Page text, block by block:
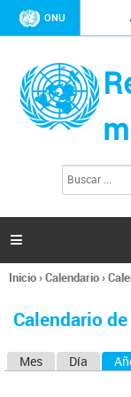
ONU
l
s

Se
usted
Inicio›Calendario›
Calendario
Mes Día